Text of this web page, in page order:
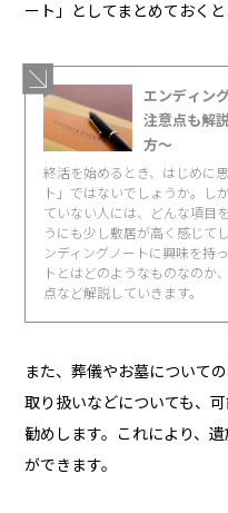
ート」としてまとめておくと
エンディン
注意点も解
方〜
終活を始めるとき、はじめに
ト」ではないでしょうか。し
ていない人には、どんな項目
うにも少し敷居が高く感じて
ンディングノートに興味を持
トとはどのようなものなのか
点など解説していきます。
また、葬儀やお墓について
取り扱いなどについても、
勧めします。これにより、
ができます。